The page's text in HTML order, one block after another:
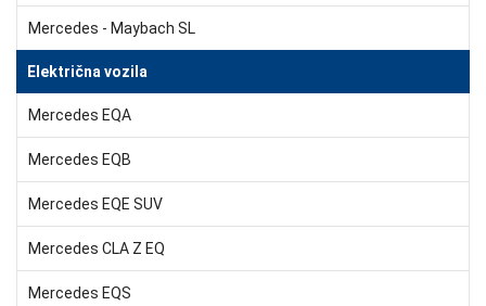
Mercedes - Maybach SL
Električna vozila
Mercedes EQA
Mercedes EQB
Mercedes EQE SUV
Mercedes CLA Z EQ
Mercedes EQS